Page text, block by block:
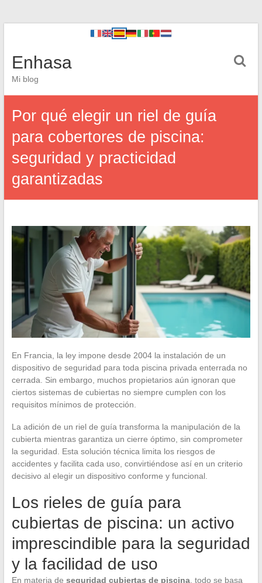
Enhasa
Mi blog
Por qué elegir un riel de guía
para cobertores de piscina:
seguridad y practicidad
garantizadas
En Francia, la ley impone desde 2004 la instalación de un
dispositivo de seguridad para toda piscina privada enterrada no
cerrada. Sin embargo, muchos propietarios aún ignoran que
ciertos sistemas de cubiertas no siempre cumplen con los
requisitos mínimos de protección.
La adición de un riel de guía transforma la manipulación de la
cubierta mientras garantiza un cierre óptimo, sin comprometer
la seguridad. Esta solución técnica limita los riesgos de
accidentes y facilita cada uso, convirtiéndose así en un criterio
decisivo al elegir un dispositivo conforme y funcional.
Los rieles de guía para
cubiertas de piscina: un activo
imprescindible para la seguridad
y la facilidad de uso
En materia de seguridad cubiertas de piscina, todo se basa